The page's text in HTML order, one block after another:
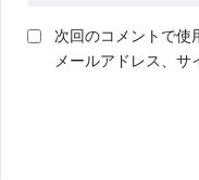
次回のコメントで使
メールアドレス、サ